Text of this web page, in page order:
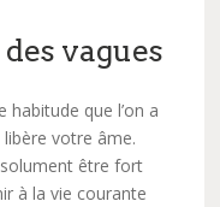
vagues
habitude que l’on a
libère votre âme.
être fort
à la vie courante